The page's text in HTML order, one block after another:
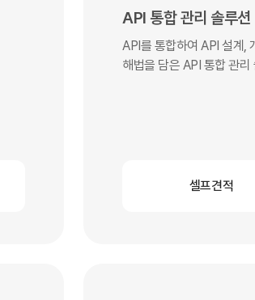
API 통합 관리 솔루션
API를 통합하여 API 설계,
해법을 담은 API 통합 관리
셀프견적